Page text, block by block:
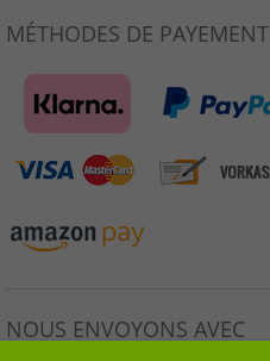
MÉTHODES DE PAYEMENT
NOUS ENVOYONS AVEC